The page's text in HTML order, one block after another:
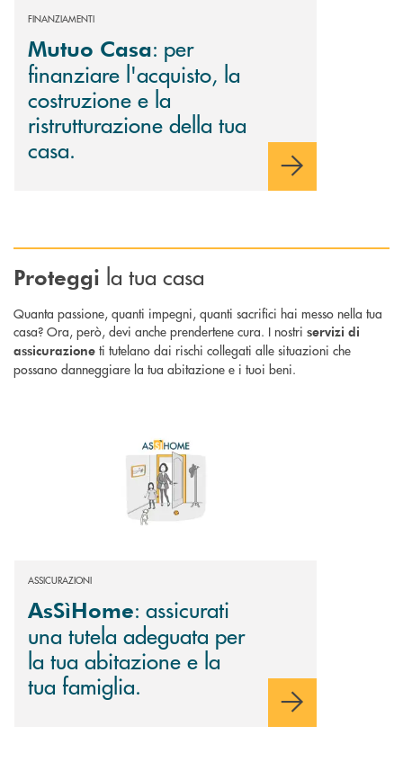
FINANZIAMENTI
Mutuo Casa: per
finanziare l'acquisto, la
costruzione e la
ristrutturazione della tua
casa.
Proteggi la tua casa
Quanta passione, quanti impegni, quanti sacrifici hai messo nella tua
casa? Ora, però, devi anche prendertene cura. I nostri servizi di
assicurazione ti tutelano dai rischi collegati alle situazioni che
possano danneggiare la tua abitazione e i tuoi beni.
ASSICURAZIONI
AsSìHome: assicurati
una tutela adeguata per
la tua abitazione e la
tua famiglia.